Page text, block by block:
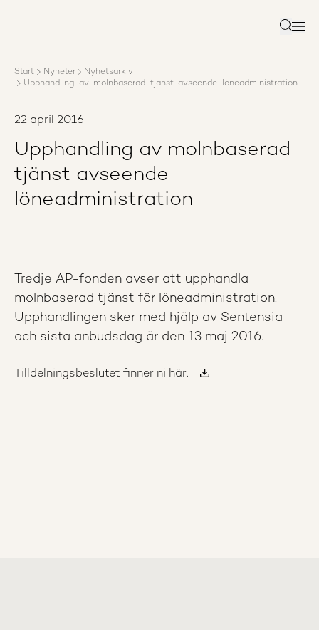
Rapporter
Sök
Start Nyheter
Nyhetsarkiv
Upphandling-av-molnbaserad-tjanst-avseende-loneadministration
22 april 2016
Upphandling av molnbaserad
tjänst avseende
löneadministration
Tredje AP-fonden avser att upphandla
molnbaserad tjänst för löneadministration.
Upphandlingen sker med hjälp av Sentensia
och sista anbudsdag är den 13 maj 2016.
Tilldelningsbeslutet finner ni här.